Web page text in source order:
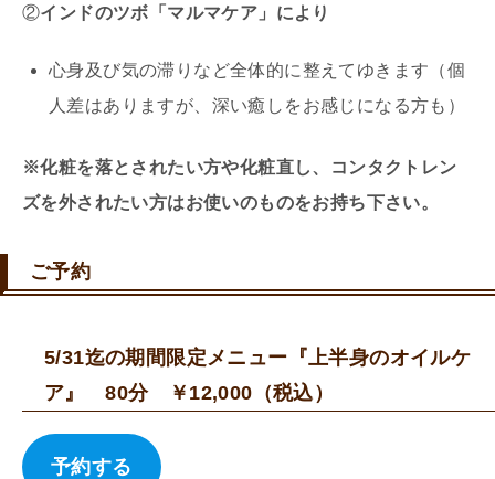
②インドのツボ「マルマケア」により
心身及び気の滞りなど全体的に整えてゆきます（個
人差はありますが、深い癒しをお感じになる方も）
※化粧を落とされたい方や化粧直し、コンタクトレン
ズを外されたい方はお使いのものをお持ち下さい。
ご予約
5/31迄の期間限定メニュー『上半身のオイルケ
ア』 80分 ￥12,000（税込）
予約する